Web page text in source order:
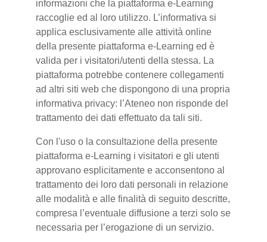
informazioni che la piattaforma e-Learning
raccoglie ed al loro utilizzo. L’informativa si
applica esclusivamente alle attività online
della presente piattaforma e-Learning ed è
valida per i visitatori/utenti della stessa. La
piattaforma potrebbe contenere collegamenti
ad altri siti web che dispongono di una propria
informativa privacy: l’Ateneo non risponde del
trattamento dei dati effettuato da tali siti.
Con l'uso o la consultazione della presente
piattaforma e-Learning i visitatori e gli utenti
approvano esplicitamente e acconsentono al
trattamento dei loro dati personali in relazione
alle modalità e alle finalità di seguito descritte,
compresa l’eventuale diffusione a terzi solo se
necessaria per l’erogazione di un servizio.